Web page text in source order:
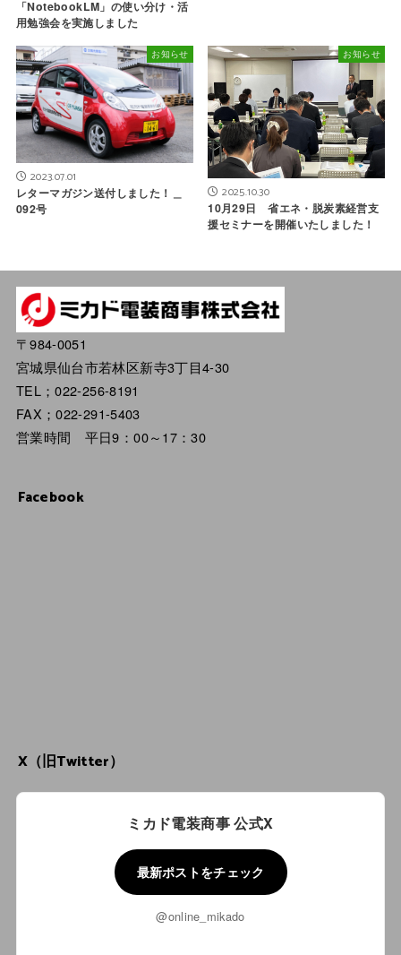
「NotebookLM」の使い分け・活
用勉強会を実施しました
お知らせ
2023.07.01
レターマガジン送付しました！＿
092号
お知らせ
2025.10.30
10月29日 省エネ・脱炭素経営支
援セミナーを開催いたしました！
〒984-0051
宮城県仙台市若林区新寺3丁目4-30
TEL；022-256-8191
FAX；022-291-5403
営業時間 平日9：00～17：30
Facebook
X（旧Twitter）
ミカド電装商事 公式X
最新ポストをチェック
@online_mikado